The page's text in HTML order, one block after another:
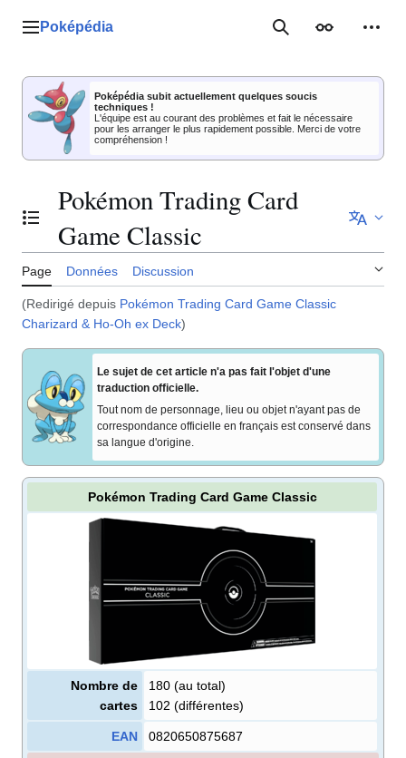
Menu principal
Poképédia RechercherApparence
Poképédia subit actuellement quelques soucis
techniques !
L'équipe est au courant des problèmes et fait le nécessaire
pour les arranger le plus rapidement possible. Merci de votre
compréhension !
Basculer la table des matières
Pokémon Trading Card
Game Classic
Page Données Discussion
(Redirigé depuis Pokémon Trading Card Game Classic
Charizard & Ho-Oh ex Deck)
Le sujet de cet article n'a pas fait l'objet d'une
traduction officielle.
Tout nom de personnage, lieu ou objet n'ayant pas de
correspondance officielle en français est conservé dans
sa langue d'origine.
Pokémon Trading Card Game Classic
Nombre de
cartes
180 (au total)
102 (différentes)
EAN 0820650875687